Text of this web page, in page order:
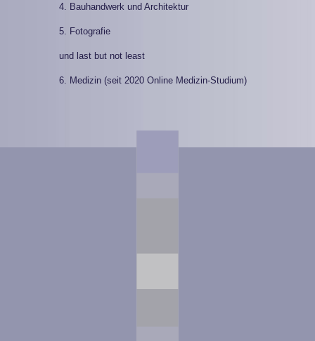
4. Bauhandwerk und Architektur
5. Fotografie
und last but not least
6. Medizin (seit 2020 Online Medizin-Studium)